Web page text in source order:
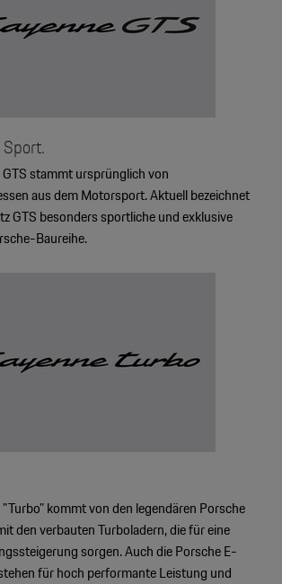
stammt ursprünglich von
aus dem Motorsport. Aktuell bezeichnet
GTS besonders sportliche und exklusive
Baureihe.
kommt von den legendären Porsche
den verbauten Turboladern, die für eine
sorgen. Auch die Porsche E-
für hoch performante Leistung und
4
2